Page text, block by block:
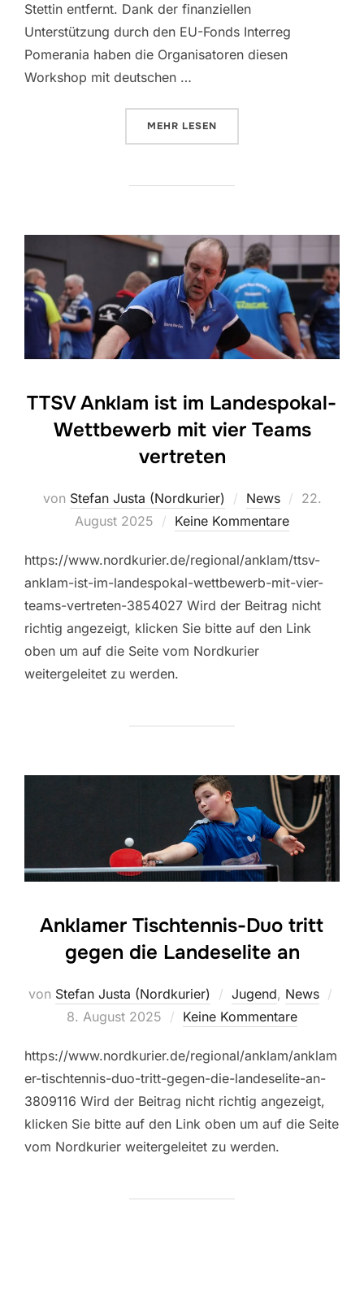
Stettin entfernt. Dank der finanziellen
Unterstützung durch den EU-Fonds Interreg
Pomerania haben die Organisatoren diesen
Workshop mit deutschen …
MEHR ÜBER
LESEN
TTSV Anklam ist im Landespokal-
Wettbewerb mit vier Teams
vertreten
von Stefan Justa (Nordkurier) News
22.
August 2025
Keine Kommentare
https://www.nordkurier.de/regional/anklam/ttsv-
anklam-ist-im-landespokal-wettbewerb-mit-vier-
teams-vertreten-3854027 Wird der Beitrag nicht
richtig angezeigt, klicken Sie bitte auf den Link
oben um auf die Seite vom Nordkurier
weitergeleitet zu werden.
Anklamer Tischtennis-Duo tritt
gegen die Landeselite an
von Stefan Justa (Nordkurier) Jugend, News
8. August 2025 Keine Kommentare
https://www.nordkurier.de/regional/anklam/anklam
er-tischtennis-duo-tritt-gegen-die-landeselite-an-
3809116 Wird der Beitrag nicht richtig angezeigt,
klicken Sie bitte auf den Link oben um auf die Seite
vom Nordkurier weitergeleitet zu werden.